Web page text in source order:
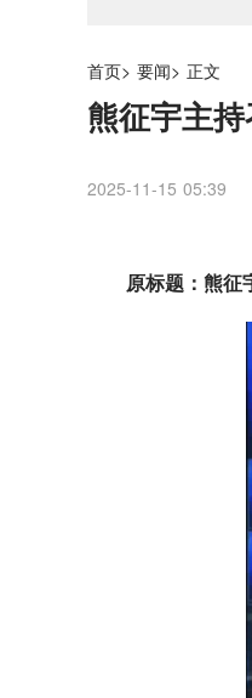
首页> 要闻> 正文
熊征宇主
2025-11-15 05:39
原标题：熊征